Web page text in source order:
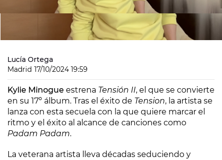
Lucía Ortega
Madrid 17/10/2024 19:59
Kylie Minogue estrena Tensión II, el que se convierte
en su 17º álbum. Tras el éxito de Tension, la artista se
lanza con esta secuela con la que quiere marcar el
ritmo y el éxito al alcance de canciones como
Padam Padam.
La veterana artista lleva décadas seduciendo y